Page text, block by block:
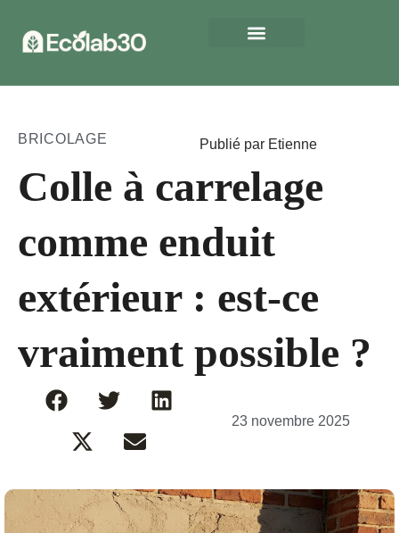
BRICOLAGE Publié par Etienne
Colle à carrelage
comme enduit
extérieur : est-ce
vraiment possible ?
23 novembre 2025